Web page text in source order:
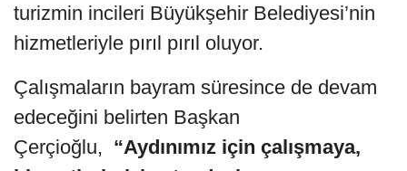
turizmin incileri Büyükşehir Belediyesi’nin
hizmetleriyle pırıl pırıl oluyor.
Çalışmaların bayram süresince de devam
edeceğini belirten Başkan
Çerçioğlu, “Aydınımız için çalışmaya,